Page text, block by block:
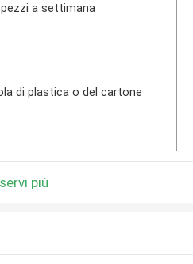
pezzi a settimana
di plastica o del cartone
più